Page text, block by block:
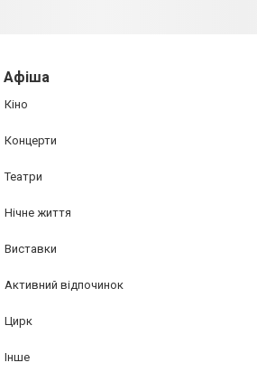
Афіша
Кіно
Концерти
Театри
Нічне життя
Виставки
Активний відпочинок
Цирк
Інше